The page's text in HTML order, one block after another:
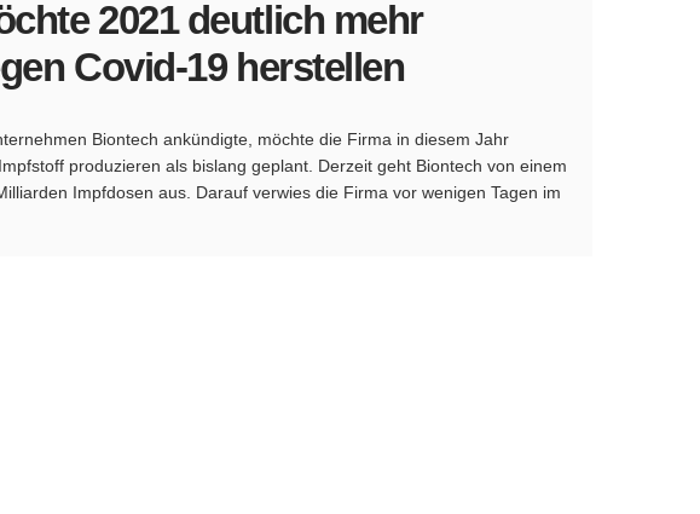
2021 deutlich mehr
Covid-19 herstellen
Biontech ankündigte, möchte die Firma in diesem Jahr
produzieren als bislang geplant. Derzeit geht Biontech von einem
Impfdosen aus. Darauf verwies die Firma vor wenigen Tagen im